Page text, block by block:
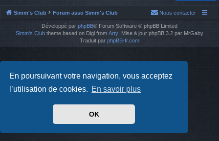
En poursuivant votre navigation, vous acceptez
l’utilisation de cookies. En savoir plus
OK
Simm's Club Forum asso Simm's Club Nous contacter
Développé par phpBB® Forum Software © phpBB Limited
Simm's Club theme based on Digi from Arty . Mise à jour phpBB 3.2 par MrGaby
Traduit par phpBB-fr.com